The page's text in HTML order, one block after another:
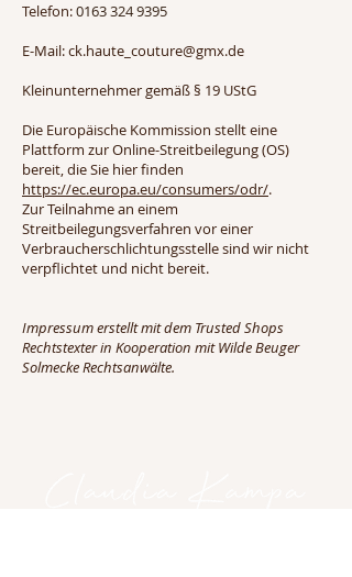
Telefon:0163 324 9395
E-Mail:ck.haute_couture@gmx.de
Kleinunternehmer gemäß § 19 UStG
Die Europäische Kommission stellt eine
Plattform zur Online-Streitbeilegung (OS)
bereit, die Sie hier finden
https://ec.europa.eu/consumers/odr/.
Zur Teilnahme an einem
Streitbeilegungsverfahren vor einer
Verbraucherschlichtungsstelle sind wir nicht
verpflichtet und nicht bereit.
Impressum erstellt mit dem Trusted Shops
Rechtstexter in Kooperation mit Wilde Beuger
Solmecke Rechtsanwälte.